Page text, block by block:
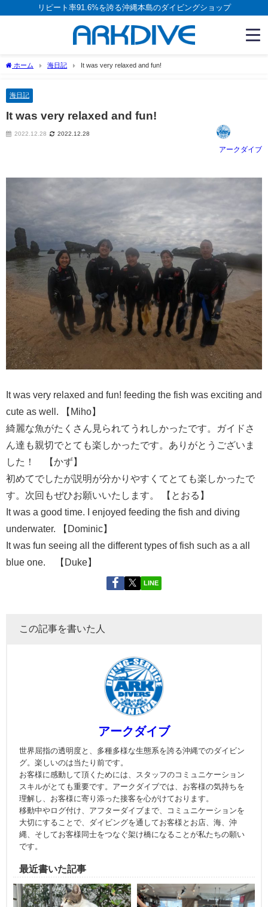
リピート率91.6%を誇る沖縄本島のダイビングショップ
ホーム 海日記 It was very relaxed and fun!
海日記
It was very relaxed and fun!
2022.12.28 2022.12.28
アークダイブ
It was very relaxed and fun! feeding the fish was exciting and
cute as well. 【Miho】
綺麗な魚がたくさん見られてうれしかったです。ガイドさ
ん達も親切でとても楽しかったです。ありがとうございま
した！ 【かず】
初めてでしたが説明が分かりやすくてとても楽しかったで
す。次回もぜひお願いいたします。 【とおる】
It was a good time. I enjoyed feeding the fish and diving
underwater. 【Dominic】
It was fun seeing all the different types of fish such as a all
blue one. 【Duke】
LINE
この記事を書いた人
アークダイブ
世界屈指の透明度と、多種多様な生態系を誇る沖縄でのダイビン
グ。楽しいのは当たり前です。
お客様に感動して頂くためには、スタッフのコミュニケーション
スキルがとても重要です。アークダイブでは、お客様の気持ちを
理解し、お客様に寄り添った接客を心がけております。
移動中やログ付け、アフターダイブまで、コミュニケーションを
大切にすることで、ダイビングを通してお客様とお店、海、沖
縄、そしてお客様同士をつなぐ架け橋になることが私たちの願い
です。
最近書いた記事